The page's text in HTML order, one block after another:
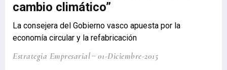
cambio climático”
La consejera del Gobierno vasco apuesta por la
economía circular y la refabricación
Estrategia Empresarial 01-Diciembre-2015